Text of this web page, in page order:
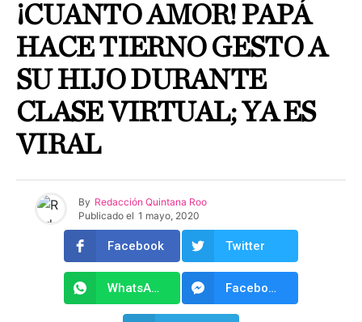
¡CUANTO AMOR! PAPÁ
HACE TIERNO GESTO A
SU HIJO DURANTE
CLASE VIRTUAL; YA ES
VIRAL
By Redacción Quintana Roo
Publicado el 1 mayo, 2020
Facebook Twitter
WhatsApp Facebook Messenger